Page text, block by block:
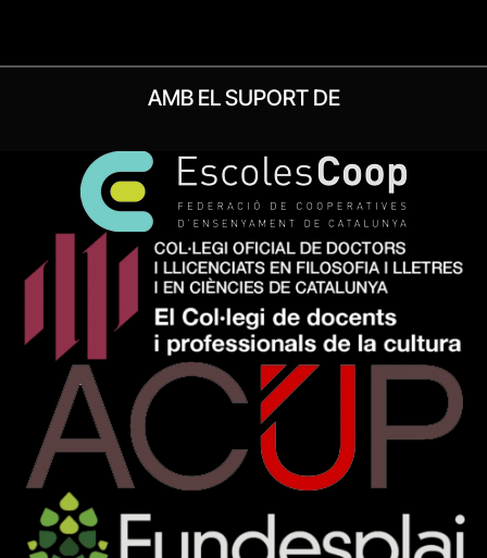
AMB EL SUPORT DE